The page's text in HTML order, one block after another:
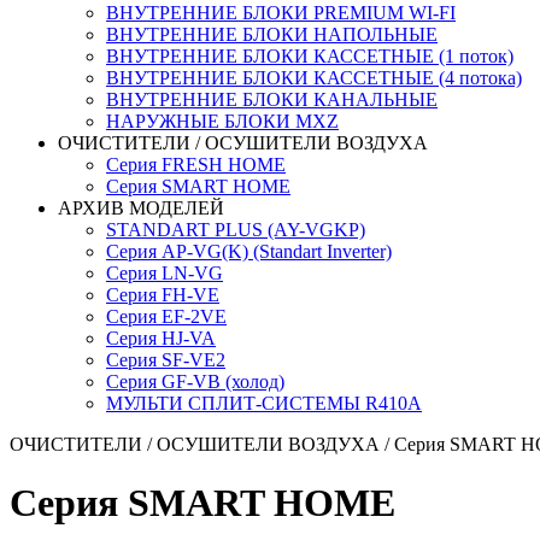
ВНУТРЕННИЕ БЛОКИ PREMIUM WI-FI
ВНУТРЕННИЕ БЛОКИ НАПОЛЬНЫЕ
ВНУТРЕННИЕ БЛОКИ КАССЕТНЫЕ (1 поток)
ВНУТРЕННИЕ БЛОКИ КАССЕТНЫЕ (4 потока)
ВНУТРЕННИЕ БЛОКИ КАНАЛЬНЫЕ
НАРУЖНЫЕ БЛОКИ MXZ
ОЧИСТИТЕЛИ / ОСУШИТЕЛИ ВОЗДУХА
Серия FRESH HOME
Серия SMART HOME
АРХИВ МОДЕЛЕЙ
STANDART PLUS (AY-VGKP)
Серия AP-VG(K) (Standart Inverter)
Серия LN-VG
Серия FH-VE
Серия EF-2VE
Серия HJ-VA
Серия SF-VE2
Серия GF-VB (холод)
МУЛЬТИ СПЛИТ-СИСТЕМЫ R410A
ОЧИСТИТЕЛИ / ОСУШИТЕЛИ ВОЗДУХА / Серия SMART
Серия SMART HOME